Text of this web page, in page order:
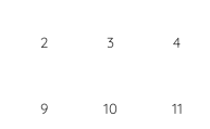
2 3 4
9 10 11